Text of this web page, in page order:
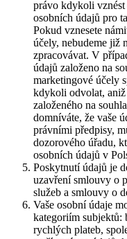
právo kdykoli
osobních údajů pro
Pokud vznesete
účely, nebudeme již
zpracovávat. V
údajů založeno na
marketingové účely
kdykoli odvolat,
založeného na
domníváte, že vaše
právními předpisy,
dozorového úřadu,
osobních údajů v
Poskytnutí údajů je
uzavření smlouvy o
služeb a smlouvy o
Vaše osobní údaje
kategoriím subjektů:
rychlých plateb,